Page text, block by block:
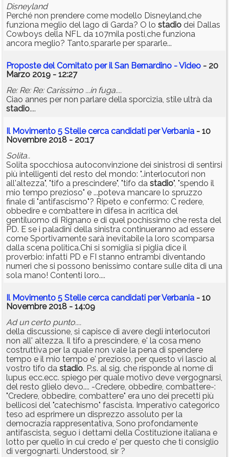
Disneyland
Perché non prendere come modello Disneyland,che
funziona meglio del lago di Garda? O lo stadio dei Dallas
Cowboys della NFL da 107mila posti,che funziona
ancora meglio? Tanto,spararle per spararle...
Proposte del Comitato per il San Bernardino - Video - 20
Marzo 2019 - 12:27
Re: Re: Re: Carissimo ...in fuga....
Ciao annes per non parlare della sporcizia, stile ultrà da
stadio....
Il Movimento 5 Stelle cerca candidati per Verbania - 10
Novembre 2018 - 20:17
Solita..
Solita spocchiosa autoconvinzione dei sinistrosi di sentirsi
più intelligenti del resto del mondo: "..interlocutori non
all'altezza", "tifo a prescindere", "tifo da stadio", "spendo il
mio tempo prezioso" e ...poteva mancare lo spruzzo
finale di "antifascismo"? Ripeto e confermo: C redere,
obbedire e combattere in difesa in acritica del
gentiluomo di Rignano e di quel pochissimo che resta del
PD. E se i paladini della sinistra continueranno ad essere
come Sportivamente sarà inevitabile la loro scomparsa
dalla scena politica.Chi si somiglia si piglia dice il
proverbio: infatti PD e FI stanno entrambi diventando
numeri che si possono benissimo contare sulle dita di una
sola mano! Contenti loro....
Il Movimento 5 Stelle cerca candidati per Verbania - 10
Novembre 2018 - 14:09
Ad un certo punto....
della discussione, si capisce di avere degli interlocutori
non all' altezza. Il tifo a prescindere, e' la cosa meno
costruttiva per la quale non vale la pena di spendere
tempo e il mio tempo e' prezioso, per questo vi lascio al
vostro tifo da stadio. P.s. al sig. che risponde al nome di
lupus ecc.ecc. spiego per quale motivo deve vergognarsi,
del resto glielo devo.... -Credere, obbedire, combattere-:
"Credere, obbedire, combattere" era uno dei precetti più
bellicosi del "catechismo" fascista. Imperativo categorico
teso ad esprimere un disprezzo assoluto per la
democrazia rappresentativa, Sono profondamente
antifascista, seguo i dettami della Costituzione italiana e
lotto per quello in cui credo e' per questo che ti consiglio
di vergognarti. Understood, sir ?